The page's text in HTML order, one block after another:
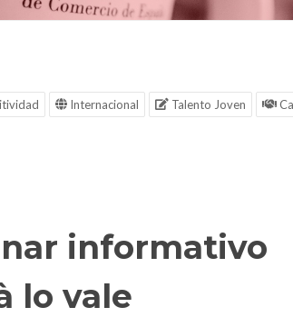
Internacional Talento Joven
informativo
lo vale